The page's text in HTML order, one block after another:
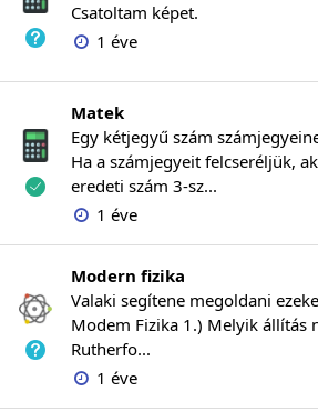
Csatoltam képet.
1 éve
Matek
Egy kétjegyű szám
Ha a számjegyeit felcseréljük,
eredeti szám 3-sz...
1 éve
Modern fizika
Valaki segítene megoldani
Modem Fizika 1.) Melyik állítás
Rutherfo...
1 éve